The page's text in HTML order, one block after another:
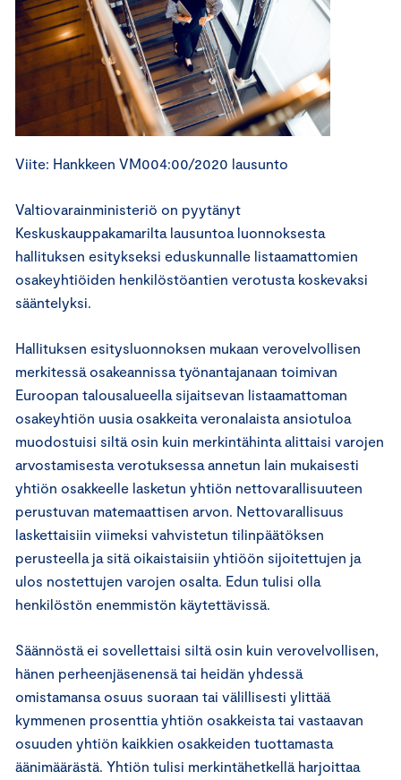
Viite: Hankkeen VM004:00/2020 lausunto
Valtiovarainministeriö on pyytänyt
Keskuskauppakamarilta lausuntoa luonnoksesta
hallituksen esitykseksi eduskunnalle listaamattomien
osakeyhtiöiden henkilöstöantien verotusta koskevaksi
sääntelyksi.
Hallituksen esitysluonnoksen mukaan verovelvollisen
merkitessä osakeannissa työnantajanaan toimivan
Euroopan talousalueella sijaitsevan listaamattoman
osakeyhtiön uusia osakkeita veronalaista ansiotuloa
muodostuisi siltä osin kuin merkintähinta alittaisi varojen
arvostamisesta verotuksessa annetun lain mukaisesti
yhtiön osakkeelle lasketun yhtiön nettovarallisuuteen
perustuvan matemaattisen arvon. Nettovarallisuus
laskettaisiin viimeksi vahvistetun tilinpäätöksen
perusteella ja sitä oikaistaisiin yhtiöön sijoitettujen ja
ulos nostettujen varojen osalta. Edun tulisi olla
henkilöstön enemmistön käytettävissä.
Säännöstä ei sovellettaisi siltä osin kuin verovelvollisen,
hänen perheenjäsenensä tai heidän yhdessä
omistamansa osuus suoraan tai välillisesti ylittää
kymmenen prosenttia yhtiön osakkeista tai vastaavan
osuuden yhtiön kaikkien osakkeiden tuottamasta
äänimäärästä. Yhtiön tulisi merkintähetkellä harjoittaa